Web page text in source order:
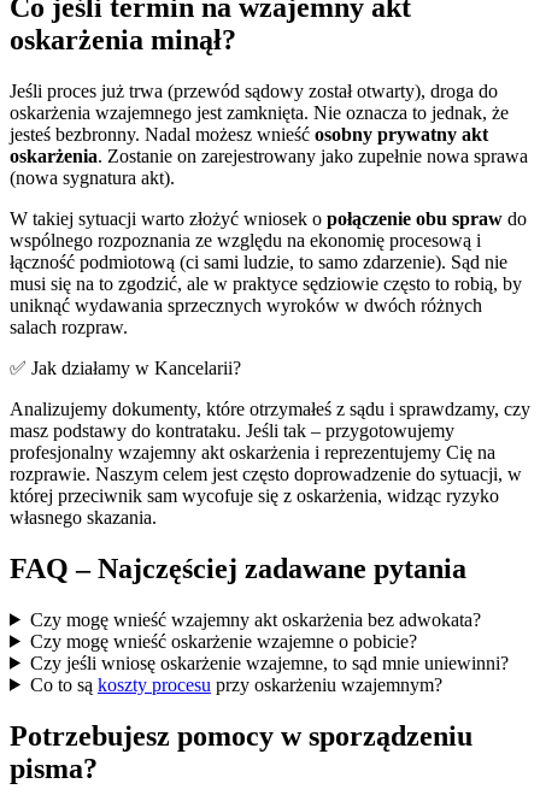
Co jeśli termin na wzajemny akt
oskarżenia minął?
Jeśli proces już trwa (przewód sądowy został otwarty), droga do
oskarżenia wzajemnego jest zamknięta. Nie oznacza to jednak, że
jesteś bezbronny. Nadal możesz wnieść osobny prywatny akt
oskarżenia. Zostanie on zarejestrowany jako zupełnie nowa sprawa
(nowa sygnatura akt).
W takiej sytuacji warto złożyć wniosek o połączenie obu spraw do
wspólnego rozpoznania ze względu na ekonomię procesową i
łączność podmiotową (ci sami ludzie, to samo zdarzenie). Sąd nie
musi się na to zgodzić, ale w praktyce sędziowie często to robią, by
uniknąć wydawania sprzecznych wyroków w dwóch różnych
salach rozpraw.
✅ Jak działamy w Kancelarii?
Analizujemy dokumenty, które otrzymałeś z sądu i sprawdzamy, czy
masz podstawy do kontrataku. Jeśli tak – przygotowujemy
profesjonalny wzajemny akt oskarżenia i reprezentujemy Cię na
rozprawie. Naszym celem jest często doprowadzenie do sytuacji, w
której przeciwnik sam wycofuje się z oskarżenia, widząc ryzyko
własnego skazania.
FAQ – Najczęściej zadawane pytania
Czy mogę wnieść wzajemny akt oskarżenia bez adwokata?
Czy mogę wnieść oskarżenie wzajemne o pobicie?
Czy jeśli wniosę oskarżenie wzajemne, to sąd mnie uniewinni?
Co to są koszty procesu przy oskarżeniu wzajemnym?
Potrzebujesz pomocy w sporządzeniu
pisma?